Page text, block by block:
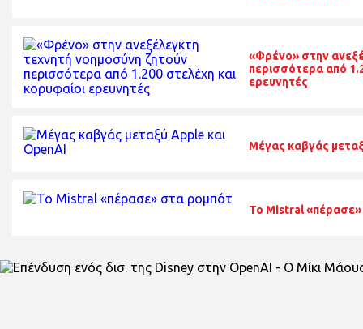
«Φρένο» στην
περισσότερα από
ερευνητές
Μέγας καβγάς
Το Mistral